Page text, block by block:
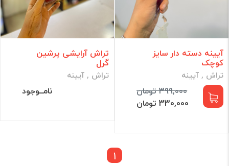
آیینه دسته دار سایز
کوچک
تراش , آیینه
399,000 تومان
330,000 تومان
تراش آرایشی پرشین
گرل
تراش , آیینه
نامــوجود
1